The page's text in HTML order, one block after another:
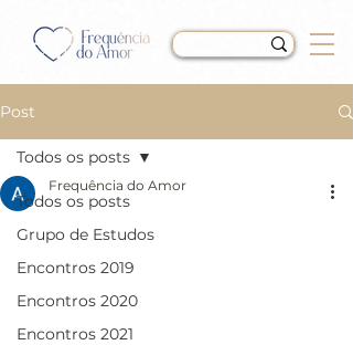
Post
Todos os posts
Grupo de Estudos
Encontros 2019
Encontros 2020
Encontros 2021
Todos os posts
LIÇÃO 186 do Livro de
Exercícios de “Um Curso
em Milagres” (UCEM)
Frequência do Amor